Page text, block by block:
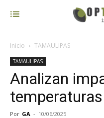
Inicio TAMAULIPAS
TAMAULIPAS
Analizan
Por GA - 10/06/2025